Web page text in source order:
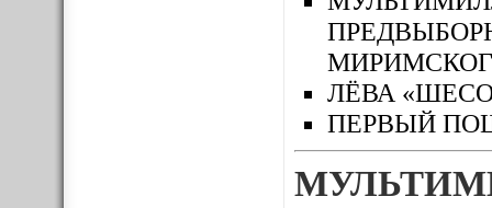
ЛЁВА
ПЕРВЫЙ